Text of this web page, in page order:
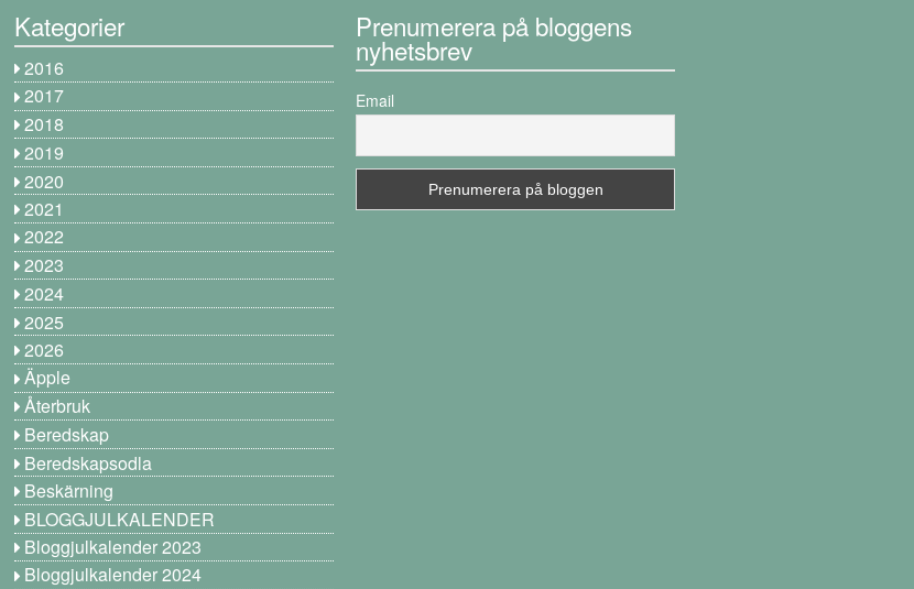
Kategorier
2016
2017
2018
2019
2020
2021
2022
2023
2024
2025
2026
Äpple
Återbruk
Beredskap
Beredskapsodla
Beskärning
BLOGGJULKALENDER
Bloggjulkalender 2023
Bloggjulkalender 2024
Prenumerera på bloggens
nyhetsbrev
Email